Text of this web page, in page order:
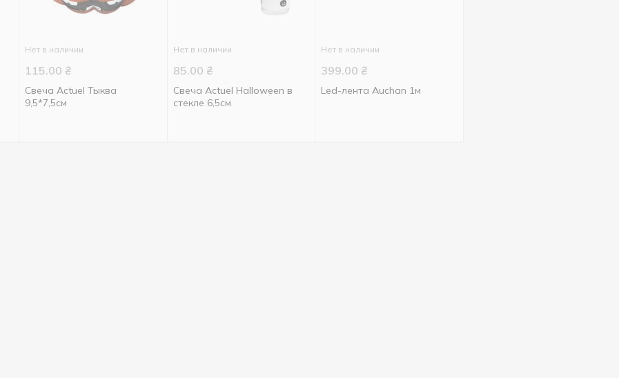
Нет в наличии
115.00 ₴
Свеча Actuel Тыква
9,5*7,5см
Нет в наличии
85.00 ₴
Свеча Actuel Halloween в
стекле 6,5см
Нет в наличии
399.00 ₴
Led-лента Auchan 1м